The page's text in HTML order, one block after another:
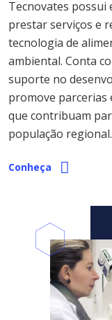
Tecnovates
prestar serviços e
tecnologia de
ambiental. Conta
suporte no
promove parcerias
que contribuam
população regional.
Conheça